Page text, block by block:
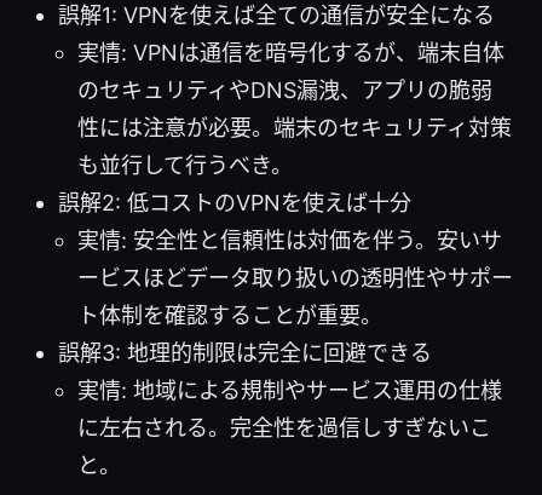
誤解1: VPNを使えば全ての通信が安全になる
実情: VPNは通信を暗号化するが、端末自体
のセキュリティやDNS漏洩、アプリの脆弱
性には注意が必要。端末のセキュリティ対策
も並行して行うべき。
誤解2: 低コストのVPNを使えば十分
実情: 安全性と信頼性は対価を伴う。安いサ
ービスほどデータ取り扱いの透明性やサポー
ト体制を確認することが重要。
誤解3: 地理的制限は完全に回避できる
実情: 地域による規制やサービス運用の仕様
に左右される。完全性を過信しすぎないこ
と。